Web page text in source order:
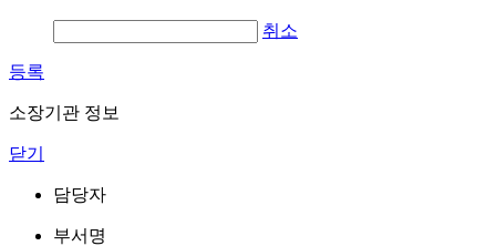
취소
등록
소장기관 정보
닫기
담당자
부서명